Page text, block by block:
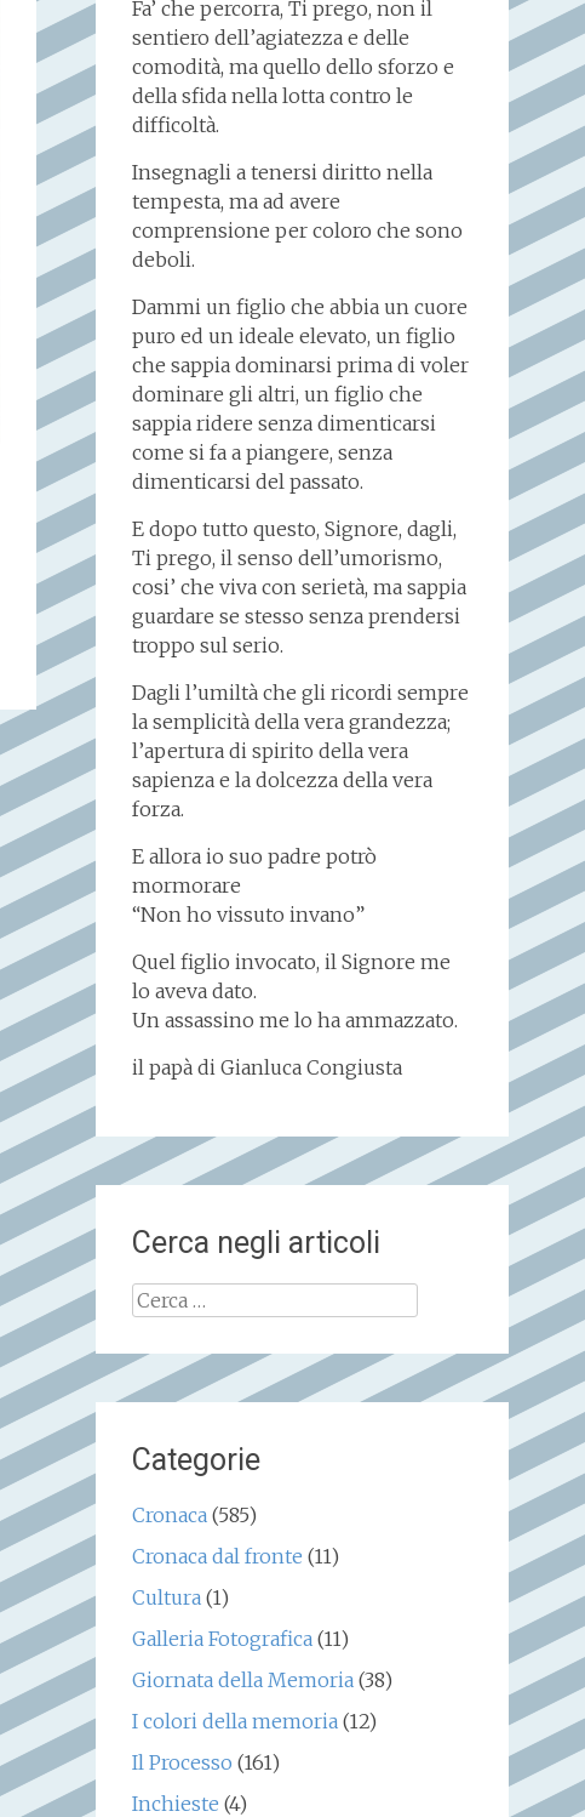
Fa’ che percorra, Ti prego, non il
sentiero dell’agiatezza e delle
comodità, ma quello dello sforzo e
della sfida nella lotta contro le
difficoltà.
Insegnagli a tenersi diritto nella
tempesta, ma ad avere
comprensione per coloro che sono
deboli.
Dammi un figlio che abbia un cuore
puro ed un ideale elevato, un figlio
che sappia dominarsi prima di voler
dominare gli altri, un figlio che
sappia ridere senza dimenticarsi
come si fa a piangere, senza
dimenticarsi del passato.
E dopo tutto questo, Signore, dagli,
Ti prego, il senso dell’umorismo,
cosi’ che viva con serietà, ma sappia
guardare se stesso senza prendersi
troppo sul serio.
Dagli l’umiltà che gli ricordi sempre
la semplicità della vera grandezza;
l’apertura di spirito della vera
sapienza e la dolcezza della vera
forza.
E allora io suo padre potrò
mormorare
“Non ho vissuto invano”
Quel figlio invocato, il Signore me
lo aveva dato.
Un assassino me lo ha ammazzato.
il papà di Gianluca Congiusta
Cerca negli articoli
Ricerca
Categorie
Cronaca(585)
Cronaca dal fronte (11)
Cultura(1)
Galleria Fotografica(11)
Giornata della Memoria(38)
I colori della memoria(12)
Il Processo (161)
Inchieste (4)